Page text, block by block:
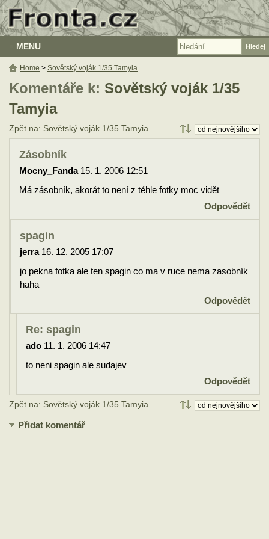
≡ MENU
Komentáře k: Sovětský voják 1/35
Tamyia
Zpět na: Sovětský voják 1/35 Tamyia
Zásobník
Mocny_Fanda15. 1. 2006 12:51
Má zásobník, akorát to není z téhle fotky moc vidět
Odpovědět
spagin
jerra16. 12. 2005 17:07
jo pekna fotka ale ten spagin co ma v ruce nema zasobník
haha
Odpovědět
Re: spagin
ado 11. 1. 2006 14:47
to neni spagin ale sudajev
Odpovědět
Zpět na: Sovětský voják 1/35 Tamyia
Přidat komentář
Home > Sovětský voják 1/35 Tamyia